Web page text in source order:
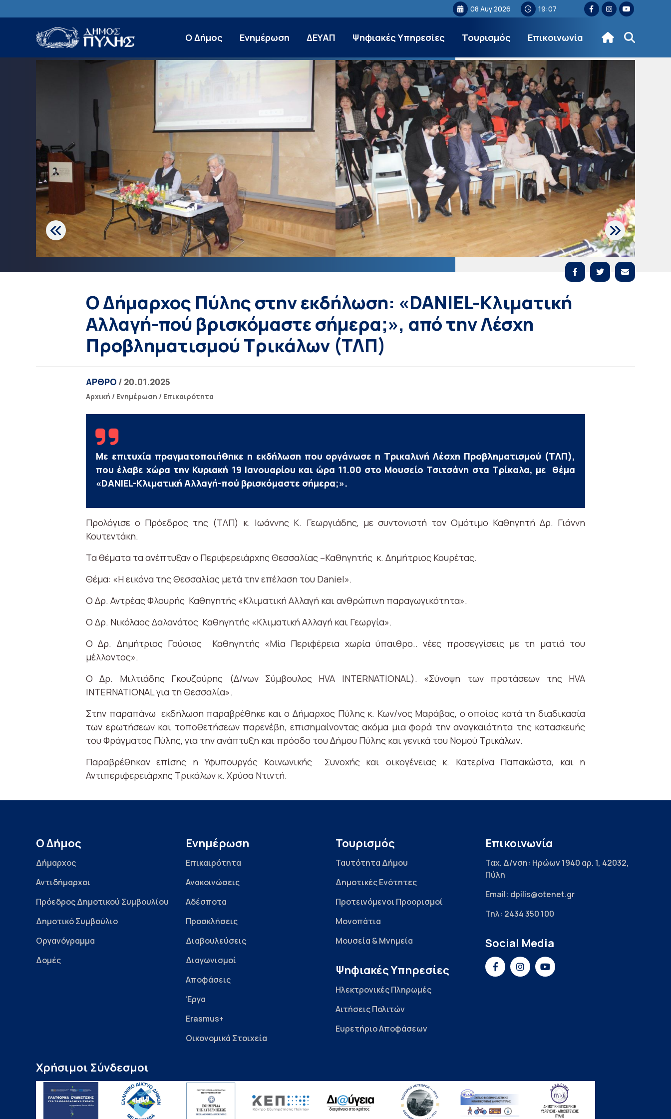
08 Αυγ 2026 19:07
Ο Δήμος Ενημέρωση ΔΕΥΑΠ Ψηφιακές Υπηρεσίες Τουρισμός Επικοινωνία
Ο Δήμαρχος Πύλης στην εκδήλωση: «DANIEL-Κλιματική
Αλλαγή-πού βρισκόμαστε σήμερα;», από την Λέσχη
Προβληματισμού Τρικάλων (ΤΛΠ)
ΑΡΘΡΟ / 20.01.2025
Αρχική / Ενημέρωση / Επικαιρότητα
Με επιτυχία πραγματοποιήθηκε η εκδήλωση που οργάνωσε η Τρικαλινή Λέσχη Προβληματισμού (ΤΛΠ),
που έλαβε χώρα την Κυριακή 19 Ιανουαρίου και ώρα 11.00 στο Μουσείο Τσιτσάνη στα Τρίκαλα, με θέμα
«DANIEL-Κλιματική Αλλαγή-πού βρισκόμαστε σήμερα;».
Προλόγισε ο Πρόεδρος της (ΤΛΠ) κ. Ιωάννης Κ. Γεωργιάδης, με συντονιστή τον Ομότιμο Καθηγητή Δρ. Γιάννη
Κουτεντάκη.
Τα θέματα τα ανέπτυξαν ο Περιφερειάρχης Θεσσαλίας –Καθηγητής κ. Δημήτριος Κουρέτας.
Θέμα: «Η εικόνα της Θεσσαλίας μετά την επέλαση του Daniel».
Ο Δρ. Αντρέας Φλουρής Καθηγητής «Κλιματική Αλλαγή και ανθρώπινη παραγωγικότητα».
Ο Δρ. Νικόλαος Δαλανάτος Καθηγητής «Κλιματική Αλλαγή και Γεωργία».
Ο Δρ. Δημήτριος Γούσιος Καθηγητής «Μία Περιφέρεια χωρία ύπαιθρο.. νέες προσεγγίσεις με τη ματιά του
μέλλοντος».
Ο Δρ. Μιλτιάδης Γκουζούρης (Δ/νων Σύμβουλος HVA INTERNATIONAL). «Σύνοψη των προτάσεων της HVA
INTERNATIONAL για τη Θεσσαλία».
Στην παραπάνω εκδήλωση παραβρέθηκε και ο Δήμαρχος Πύλης κ. Κων/νος Μαράβας, ο οποίος κατά τη διαδικασία
των ερωτήσεων και τοποθετήσεων παρενέβη, επισημαίνοντας ακόμα μια φορά την αναγκαιότητα της κατασκευής
του Φράγματος Πύλης, για την ανάπτυξη και πρόοδο του Δήμου Πύλης και γενικά του Νομού Τρικάλων.
Παραβρέθηκαν επίσης η Υφυπουργός Κοινωνικής Συνοχής και οικογένειας κ. Κατερίνα Παπακώστα, και η
Αντιπεριφερειάρχης Τρικάλων κ. Χρύσα Ντιντή.
Ο Δήμος
Δήμαρχος
Αντιδήμαρχοι
Πρόεδρος Δημοτικού Συμβουλίου
Δημοτικό Συμβούλιο
Οργανόγραμμα
Δομές
Ενημέρωση
Επικαιρότητα
Ανακοινώσεις
Αδέσποτα
Προσκλήσεις
Διαβουλεύσεις
Διαγωνισμοί
Αποφάσεις
Έργα
Erasmus+
Οικονομικά Στοιχεία
Τουρισμός
Ταυτότητα Δήμου
Δημοτικές Ενότητες
Προτεινόμενοι Προορισμοί
Μονοπάτια
Μουσεία & Μνημεία
Ψηφιακές Υπηρεσίες
Ηλεκτρονικές Πληρωμές
Αιτήσεις Πολιτών
Ευρετήριο Αποφάσεων
Επικοινωνία
Ταχ. Δ/νση: Ηρώων 1940 αρ. 1, 42032,
Πύλη
Email: dpilis@otenet.gr
Τηλ: 2434 350 100
Social Media
Χρήσιμοι Σύνδεσμοι